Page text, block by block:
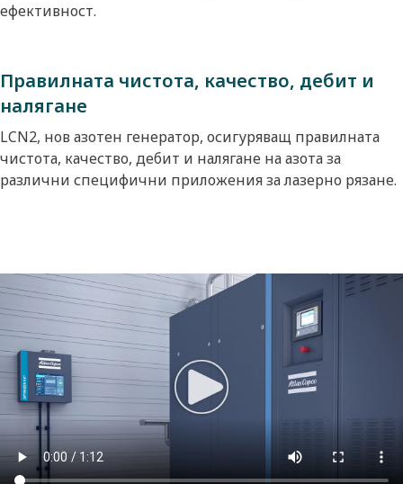
ефективност.
Правилната чистота, качество, дебит и
налягане
LCN2, нов азотен генератор, осигуряващ правилната
чистота, качество, дебит и налягане на азота за
различни специфични приложения за лазерно рязане.